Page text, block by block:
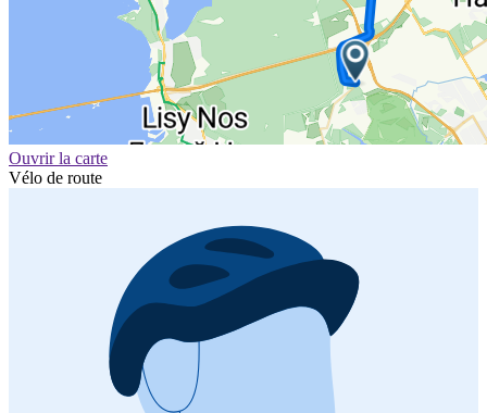
Ouvrir la carte
Vélo de route